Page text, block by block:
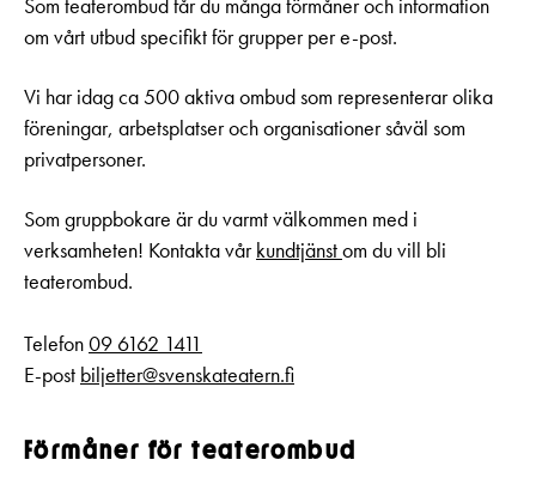
Som teaterombud får du många förmåner och information
om vårt utbud specifikt för grupper per e-post.
Vi har idag ca 500 aktiva ombud som representerar olika
föreningar, arbetsplatser och organisationer såväl som
privatpersoner.
Som gruppbokare är du varmt välkommen med i
verksamheten! Kontakta vårkundtjänstom du vill bli
teaterombud.
Telefon09 6162 1411
E-post biljetter@svenskateatern.fi
Förmåner för teaterombud